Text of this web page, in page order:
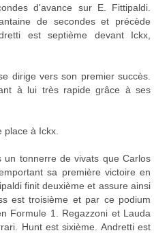
d'avance sur E. Fittipaldi.
de secondes et précède
est septième devant Ickx,
dirige vers son premier succès.
à lui très rapide grâce à ses
à Ickx.
tonnerre de vivats que Carlos
sa première victoire en
finit deuxième et assure ainsi
est troisième et par ce podium
Formule 1. Regazzoni et Lauda
Hunt est sixième. Andretti est